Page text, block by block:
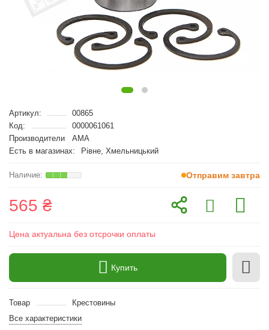
Артикул:
00865
Код:
0000061061
Производители
AMA
Есть в магазинах:
Рівне, Хмельницький
Отправим завтра
565 ₴
Цена актуальна без отсрочки оплаты
Купить
Товар
Крестовины
Все характеристики